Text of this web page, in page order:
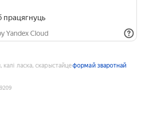
працягнуць
Yandex Cloud
калі ласка, скарыстайцеформай зваротнай